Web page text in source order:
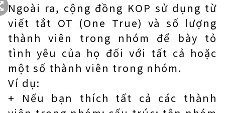
Ngoài ra, cộng đồng KOP sử dụng từ
viết tắt OT (One True) và số lượng
thành viên trong nhóm để bày tỏ
tình yêu của họ đối với tất cả hoặc
một số thành viên trong nhóm.
Ví dụ:
+ Nếu bạn thích tất cả các thành